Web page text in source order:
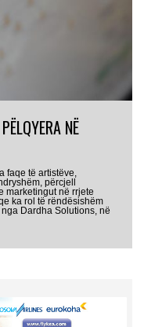
NË
faqe të artistëve,
përcjell
marketingut në rrjete
ka rol të rëndësishëm
Dardha Solutions, në